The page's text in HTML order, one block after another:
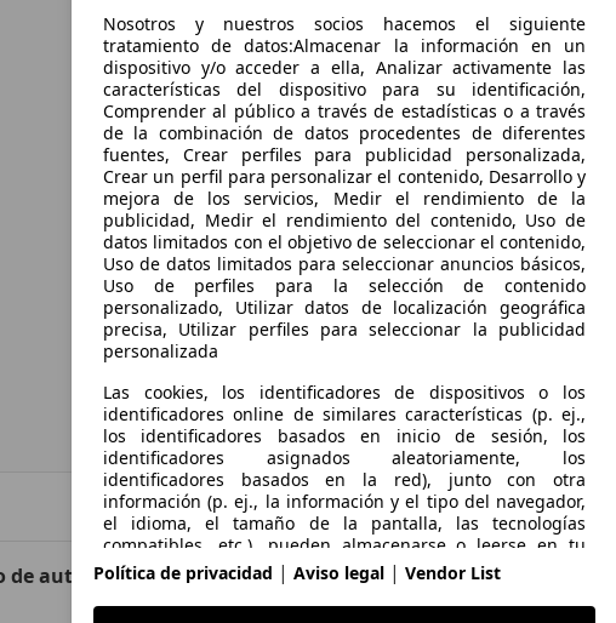
Sorry, something went wrong.
Go to application home
de automoción de Europa
Nosotros y nuestros socios hacemos el siguiente
tratamiento de datos:Almacenar la información en un
dispositivo y/o acceder a ella, Analizar activamente las
características del dispositivo para su identificación,
Comprender al público a través de estadísticas o a través
de la combinación de datos procedentes de diferentes
fuentes, Crear perfiles para publicidad personalizada,
Crear un perfil para personalizar el contenido, Desarrollo y
mejora de los servicios, Medir el rendimiento de la
publicidad, Medir el rendimiento del contenido, Uso de
datos limitados con el objetivo de seleccionar el contenido,
Uso de datos limitados para seleccionar anuncios básicos,
Uso de perfiles para la selección de contenido
personalizado, Utilizar datos de localización geográfica
precisa, Utilizar perfiles para seleccionar la publicidad
personalizada
Las cookies, los identificadores de dispositivos o los
identificadores online de similares características (p. ej.,
los identificadores basados en inicio de sesión, los
identificadores asignados aleatoriamente, los
identificadores basados en la red), junto con otra
información (p. ej., la información y el tipo del navegador,
el idioma, el tamaño de la pantalla, las tecnologías
compatibles, etc.), pueden almacenarse o leerse en tu
dispositivo a fin de reconocerlo siempre que se conecte a
una aplicación o a una página web para una o varias de
los finalidades que se recogen en el presente texto.
Política de privacidad | Aviso legal | Vendor List